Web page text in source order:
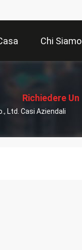
Chi Siamo
Richiedere Un
Preventivo
Ltd. Casi Aziendali